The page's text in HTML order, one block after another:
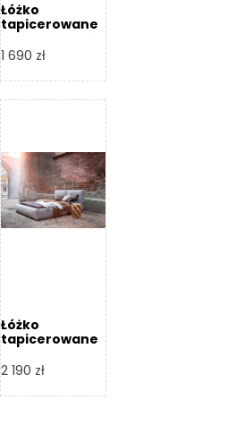
Łóżko
tapicerowane
Design
1 690 zł
Łóżko
tapicerowane
Design
2 190 zł